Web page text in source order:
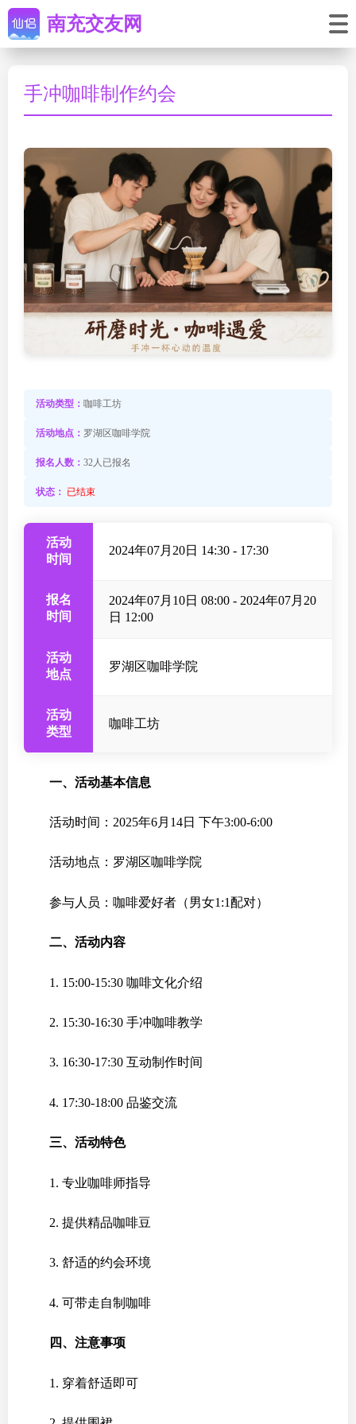
南充交友网
手冲咖啡制作约会
活动类型： 咖啡工坊
活动地点： 罗湖区咖啡学院
报名人数： 32人已报名
状态： 已结束
活动
时间
2024年07月20日 14:30 - 17:30
报名
时间
2024年07月10日 08:00 - 2024年07月20
日 12:00
活动
地点
罗湖区咖啡学院
活动
类型
咖啡工坊
一、活动基本信息
活动时间：2025年6月14日 下午3:00-6:00
活动地点：罗湖区咖啡学院
参与人员：咖啡爱好者（男女1:1配对）
二、活动内容
1. 15:00-15:30 咖啡文化介绍
2. 15:30-16:30 手冲咖啡教学
3. 16:30-17:30 互动制作时间
4. 17:30-18:00 品鉴交流
三、活动特色
1. 专业咖啡师指导
2. 提供精品咖啡豆
3. 舒适的约会环境
4. 可带走自制咖啡
四、注意事项
1. 穿着舒适即可